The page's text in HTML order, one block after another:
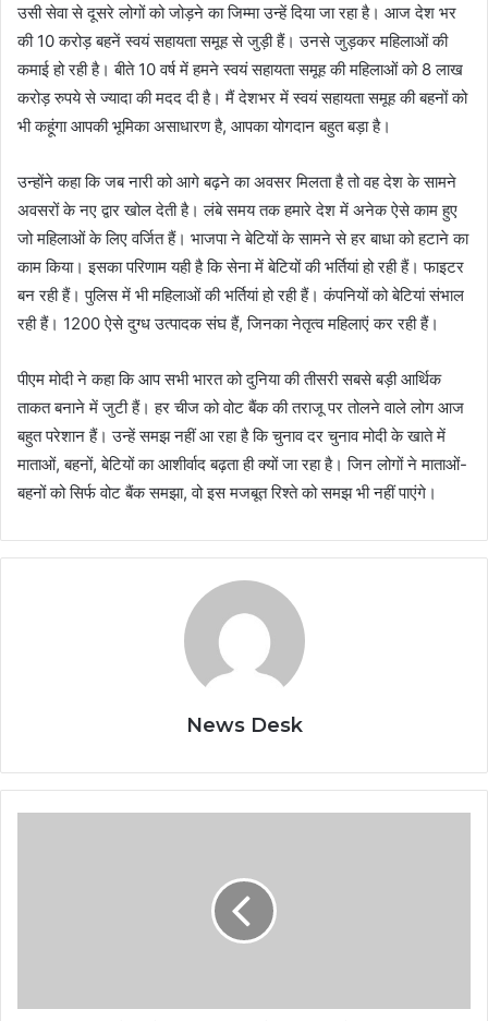
उसी सेवा से दूसरे लोगों को जोड़ने का जिम्मा उन्हें दिया जा रहा है। आज देश भर
की 10 करोड़ बहनें स्वयं सहायता समूह से जुड़ी हैं। उनसे जुड़कर महिलाओं की
कमाई हो रही है। बीते 10 वर्ष में हमने स्वयं सहायता समूह की महिलाओं को 8 लाख
करोड़ रुपये से ज्यादा की मदद दी है। मैं देशभर में स्वयं सहायता समूह की बहनों को
भी कहूंगा आपकी भूमिका असाधारण है, आपका योगदान बहुत बड़ा है।
उन्होंने कहा कि जब नारी को आगे बढ़ने का अवसर मिलता है तो वह देश के सामने
अवसरों के नए द्वार खोल देती है। लंबे समय तक हमारे देश में अनेक ऐसे काम हुए
जो महिलाओं के लिए वर्जित हैं। भाजपा ने बेटियों के सामने से हर बाधा को हटाने का
काम किया। इसका परिणाम यही है कि सेना में बेटियों की भर्तियां हो रही हैं। फाइटर
बन रही हैं। पुलिस में भी महिलाओं की भर्तियां हो रही हैं। कंपनियों को बेटियां संभाल
रही हैं। 1200 ऐसे दुग्ध उत्पादक संघ हैं, जिनका नेतृत्व महिलाएं कर रही हैं।
पीएम मोदी ने कहा कि आप सभी भारत को दुनिया की तीसरी सबसे बड़ी आर्थिक
ताकत बनाने में जुटी हैं। हर चीज को वोट बैंक की तराजू पर तोलने वाले लोग आज
ब​हुत परेशान हैं। उन्हें समझ नहीं आ रहा है कि चुनाव दर चुनाव मोदी के खाते में
माताओं, बहनों, बेटियों का आशीर्वाद बढ़ता ही क्यों जा रहा है। जिन लोगों ने माताओं-
बहनों को सिर्फ वोट बैंक समझा, वो इस मजबूत रिश्ते को समझ भी नहीं पाएंगे।
News Desk